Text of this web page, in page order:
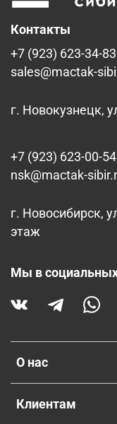
О нас
Клиентам
Контакты
+7 (923) 623-34-83
sales@mactak-
г. Новокузнецк,
+7 (923) 623-00-54
nsk@mactak-
г. Новосибирск,
этаж
Мы в